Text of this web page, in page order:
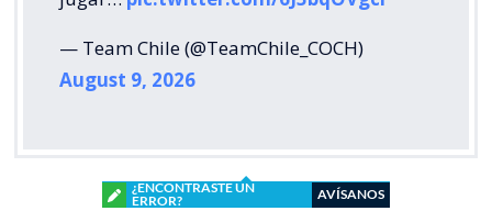
— Team Chile (@TeamChile_COCH)
August 9, 2026
¿ENCONTRASTE UN
ERROR?
AVÍSANOS